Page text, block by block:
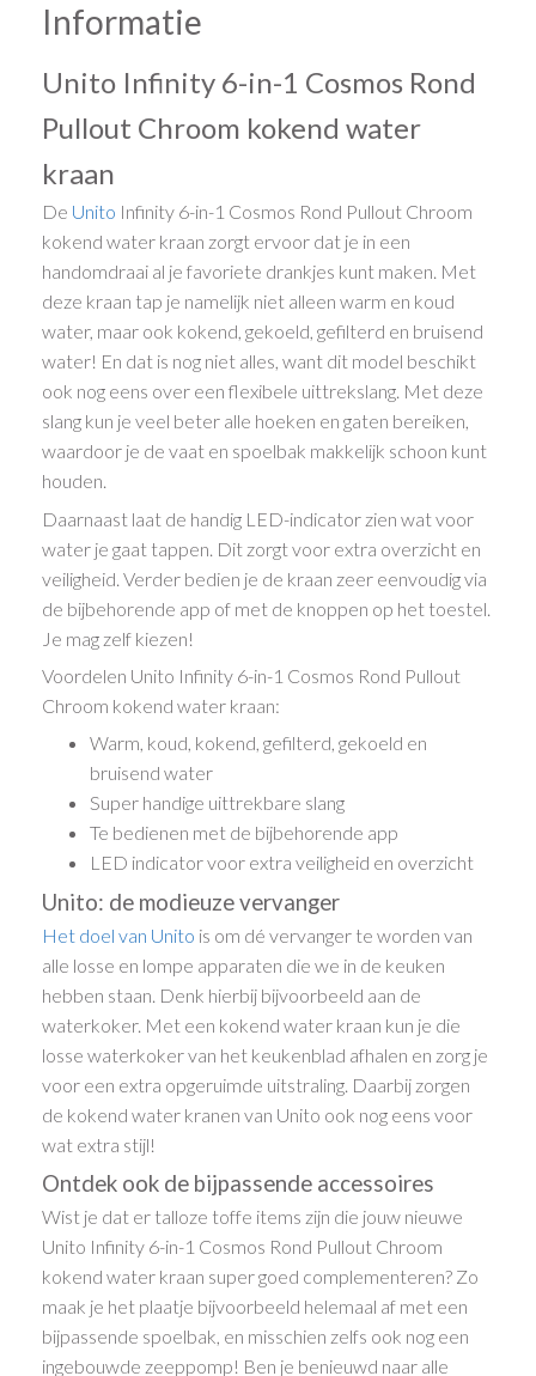
Informatie
Unito Infinity 6-in-1 Cosmos Rond
Pullout Chroom kokend water
kraan
De Unito Infinity 6-in-1 Cosmos Rond Pullout Chroom
kokend water kraan zorgt ervoor dat je in een
handomdraai al je favoriete drankjes kunt maken. Met
deze kraan tap je namelijk niet alleen warm en koud
water, maar ook kokend, gekoeld, gefilterd en bruisend
water! En dat is nog niet alles, want dit model beschikt
ook nog eens over een flexibele uittrekslang. Met deze
slang kun je veel beter alle hoeken en gaten bereiken,
waardoor je de vaat en spoelbak makkelijk schoon kunt
houden.
Daarnaast laat de handig LED-indicator zien wat voor
water je gaat tappen. Dit zorgt voor extra overzicht en
veiligheid. Verder bedien je de kraan zeer eenvoudig via
de bijbehorende app of met de knoppen op het toestel.
Je mag zelf kiezen!
Voordelen Unito Infinity 6-in-1 Cosmos Rond Pullout
Chroom kokend water kraan:
Warm, koud, kokend, gefilterd, gekoeld en
bruisend water
Super handige uittrekbare slang
Te bedienen met de bijbehorende app
LED indicator voor extra veiligheid en overzicht
Unito: de modieuze vervanger
Het doel van Unito is om dé vervanger te worden van
alle losse en lompe apparaten die we in de keuken
hebben staan. Denk hierbij bijvoorbeeld aan de
waterkoker. Met een kokend water kraan kun je die
losse waterkoker van het keukenblad afhalen en zorg je
voor een extra opgeruimde uitstraling. Daarbij zorgen
de kokend water kranen van Unito ook nog eens voor
wat extra stijl!
Ontdek ook de bijpassende accessoires
Wist je dat er talloze toffe items zijn die jouw nieuwe
Unito Infinity 6-in-1 Cosmos Rond Pullout Chroom
kokend water kraan super goed complementeren? Zo
maak je het plaatje bijvoorbeeld helemaal af met een
bijpassende spoelbak, en misschien zelfs ook nog een
ingebouwde zeeppomp! Ben je benieuwd naar alle